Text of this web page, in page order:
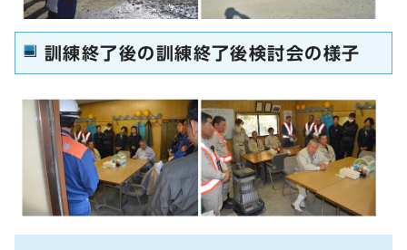
訓練終了後の訓練終了後検討会の様子